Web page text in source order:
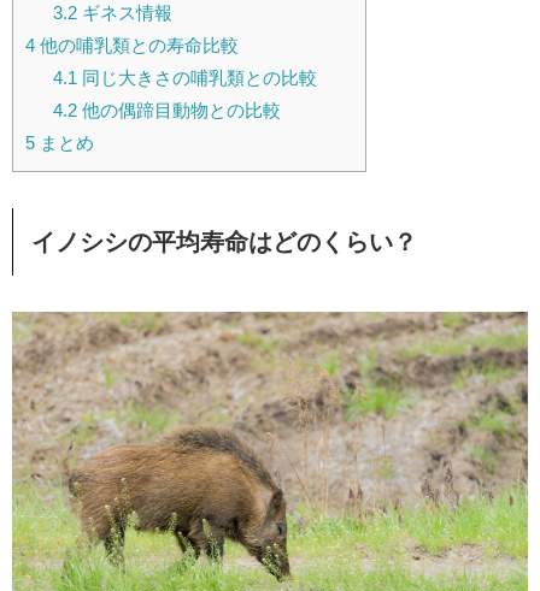
3.2ギネス情報
4 他の哺乳類との寿命比較
4.1 同じ大きさの哺乳類との比較
4.2他の偶蹄目動物との比較
5 まとめ
イノシシの平均寿命はどのくらい？